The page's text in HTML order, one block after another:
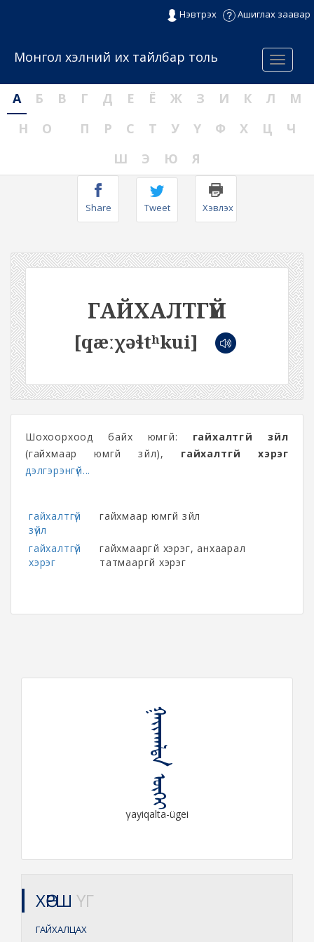
Нэвтрэх Ашиглах заавар
Menu
Монгол хэлний их тайлбар толь
А Б В Г Д Е Ё Ж З И К Л
М
Н
О П Р С Т У Ү Ф Х Ц
Ч
Ш
Э Ю Я
Share Tweet Хэвлэх
ГАЙХАЛТГҮЙ
[qæːχəɬtʰkui]
Шохоорхоод байх юмгүй: гайхалтгүй зүйл
(гайхмаар юмгүй зүйл), гайхалтгүй хэрэг
дэлгэрэнгүй...
гайхалтгүй
зүйл
гайхмаар юмгүй зүйл
гайхалтгүй
хэрэг
гайхмааргүй хэрэг, анхаарал
татмааргүй хэрэг
ᠭᠠᠶᠢᠬᠠᠯᠲᠠ ᠦᠭᠡᠶ
γayiqalta-ügei
ХӨРШ ҮГ
ГАЙХАЛЦАХ